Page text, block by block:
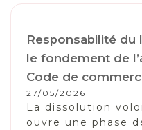
Responsabilité du
le fondement de
Code de
27/05/2026
La dissolution
ouvre une phase